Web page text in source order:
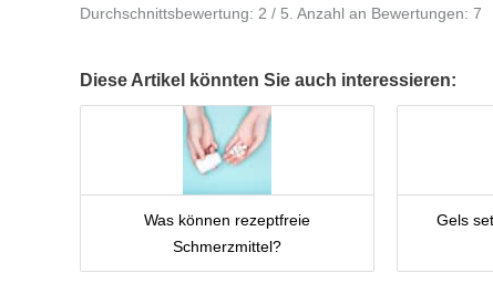
Durchschnittsbewertung: 2 / 5. Anzahl an Bewertungen: 7
Diese Artikel könnten Sie auch interessieren:
Was können rezeptfreie
Schmerzmittel?
Gels